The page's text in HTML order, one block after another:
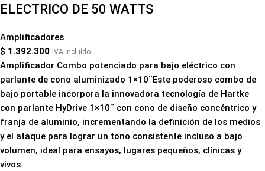
ELECTRICO DE 50 WATTS
Amplificadores
$ 1.392.300 IVA Incluído
Amplificador Combo potenciado para bajo eléctrico con
parlante de cono aluminizado 1×10¨Este poderoso combo de
bajo portable incorpora la innovadora tecnología de Hartke
con parlante HyDrive 1×10¨ con cono de diseño concéntrico y
franja de aluminio, incrementando la definición de los medios
y el ataque para lograr un tono consistente incluso a bajo
volumen, ideal para ensayos, lugares pequeños, clínicas y
vivos.